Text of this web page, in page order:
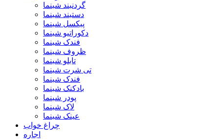
گردنبند شبنما
دستبند شبنما
پیکسل شبنما
دکوراتیو شبنما
فندک شبنما
ظروف شبنما
تابلو شبنما
تی شرت شبنما
فندک شبنما
بادکنک شبنما
پودر شبنما
لاک شبنما
عینک شبنما
چراغ خواب
اجاره